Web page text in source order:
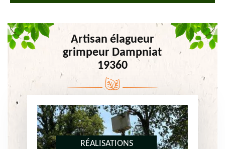
RÉALISATIONS
Artisan élagueur
grimpeur Dampniat
19360